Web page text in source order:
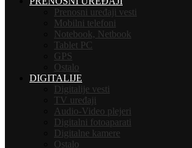
Prenosni uređaji vesti
Mobilni telefoni
Notebook, Netbook
Tablet PC
GPS
Ostalo
DIGITALIJE
Digitalije vesti
TV uređaji
Audio-Video plejeri
Digitalni fotoaparati
Digitalne kamere
Ostalo